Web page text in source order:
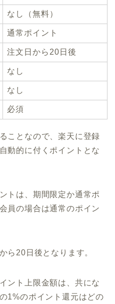
なし（無料）
通常ポイント
注文日から20日後
なし
なし
必須
ことなので、楽天に登録
動的に付くポイントとな
トは、期間限定か通常ポ
員の場合は通常のポイン
ら20日後となります。
ント上限金額は、共にな
1%のポイント還元はどの